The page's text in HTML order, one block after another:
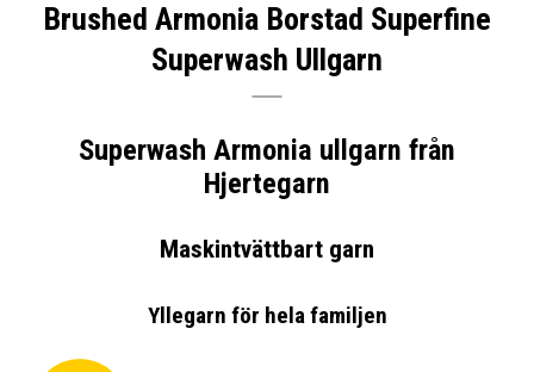
Brushed Armonia Borstad Superfine
Superwash Ullgarn
Superwash Armonia ullgarn från
Hjertegarn
Maskintvättbart garn
Yllegarn för hela familjen